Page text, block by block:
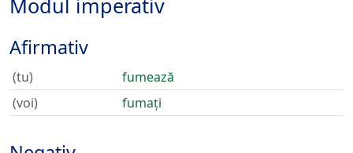
Modul imperativ
Afirmativ
(tu)
fumează
(voi)
fumați